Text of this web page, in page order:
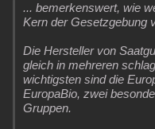
... bemerkenswert, wie
Kern der Gesetzgebung
Die Hersteller von
gleich in mehreren
wichtigsten sind die
EuropaBio, zwei
Gruppen.